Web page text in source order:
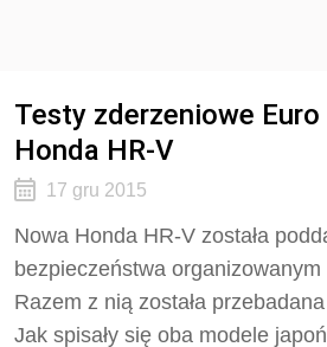
Testy zderzeniowe Euro
Honda HR-V
17 gru 2015
Nowa Honda HR-V została
bezpieczeństwa
Razem z nią została
Jak spisały się oba modele